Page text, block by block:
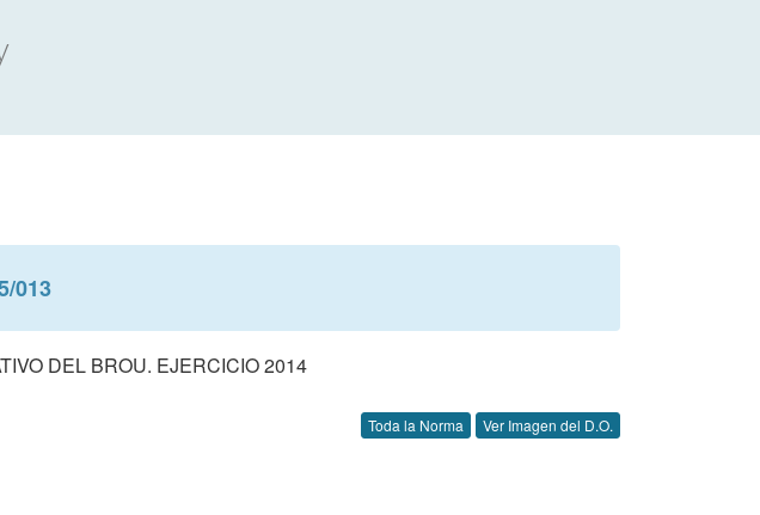
013
DEL BROU. EJERCICIO 2014
Toda la Norma Ver Imagen del D.O.